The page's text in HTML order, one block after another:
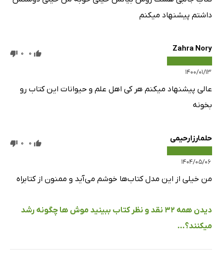
داشتم پیشنهاد میکنم
Zahra Nory
۱۴۰۰/۰۱/۱۳
0
0
عالی پیشنهاد میکنم هر کی اهل علم و حیوانات این کتاب رو
بخونه
حلمارزارحیمی
۱۴۰۴/۰۵/۰۶
0
0
من خیلی از این مدل کتاب‌ها خوشم می‌آید و ممنون از کتابراه
دیدن همه 32 نقد و نظر کتاب ببینید موش ها چگونه رشد
میکنند؟...